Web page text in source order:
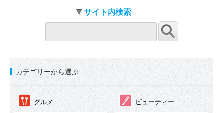
サイト内検索
カテゴリーから選ぶ
① グルメ ② ビューティー